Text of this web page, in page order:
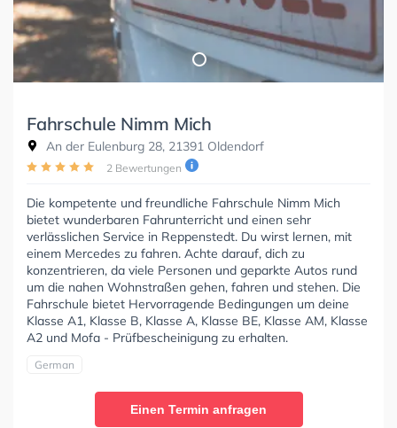
Fahrschule Nimm Mich
An der Eulenburg 28, 21391 Oldendorf
2 Bewertungen
Die kompetente und freundliche Fahrschule Nimm Mich
bietet wunderbaren Fahrunterricht und einen sehr
verlässlichen Service in Reppenstedt. Du wirst lernen, mit
einem Mercedes zu fahren. Achte darauf, dich zu
konzentrieren, da viele Personen und geparkte Autos rund
um die nahen Wohnstraßen gehen, fahren und stehen. Die
Fahrschule bietet Hervorragende Bedingungen um deine
Klasse A1, Klasse B, Klasse A, Klasse BE, Klasse AM, Klasse
A2 und Mofa - Prüfbescheinigung zu erhalten.
German
Einen Termin anfragen